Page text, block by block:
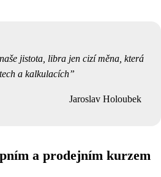
jistota, libra jen cizí měna, která
a kalkulacích
Jaroslav Holoubek
a prodejním kurzem